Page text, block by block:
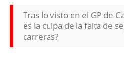
Tras lo visto en el GP de
es la culpa de la falta de
carreras?